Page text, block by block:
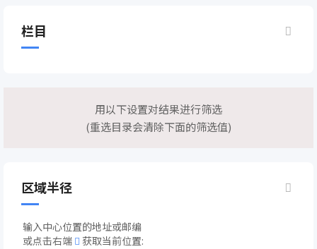
栏目
用以下设置对结果进行筛选
(重选目录会清除下面的筛选值)
区域半径
输入中心位置的地址或邮编
或点击右端
获取当前位置: